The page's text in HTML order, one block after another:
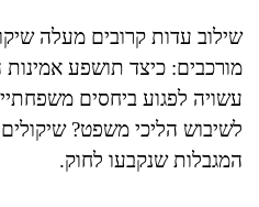
שילוב עדות קרובים מעלה
מורכבים: כיצד תושפע
עשויה לפגוע ביחסים
לשיבוש הליכי משפט?
המגבלות שנקבעו לחוק.